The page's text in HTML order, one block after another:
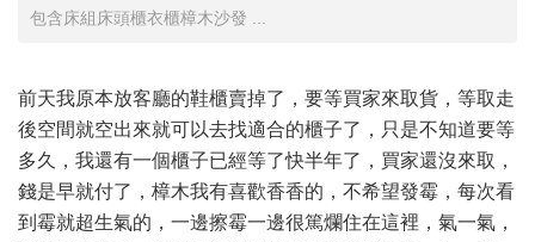
包含床組床頭櫃衣櫃樟木沙發 ...
前天我原本放客廳的鞋櫃賣掉了，要等買家來取貨，等取走
後空間就空出來就可以去找適合的櫃子了，只是不知道要等
多久，我還有一個櫃子已經等了快半年了，買家還沒來取，
錢是早就付了，樟木我有喜歡香香的，不希望發霉，每次看
到霉就超生氣的，一邊擦霉一邊很篤爛住在這裡，氣一氣，